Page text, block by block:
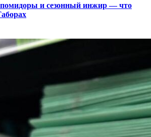
помидоры и сезонный инжир — что